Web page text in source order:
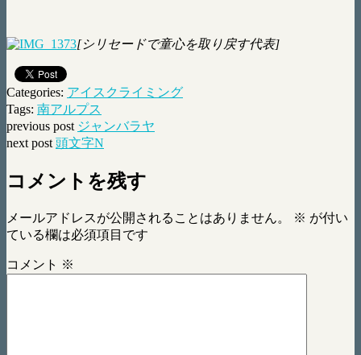
[シリセードで童心を取り戻す代表]
Categories: アイスクライミング
Tags: 南アルプス
previous post ジャンバラヤ
next post 頭文字N
コメントを残す
メールアドレスが公開されることはありません。 ※ が付い
ている欄は必須項目です
コメント ※